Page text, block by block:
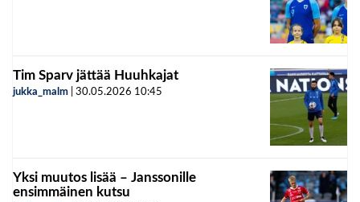
Tim Sparv jättää Huuhkajat
jukka_malm 30.05.2026 10:45
Yksi muutos lisää – Janssonille
ensimmäinen kutsu